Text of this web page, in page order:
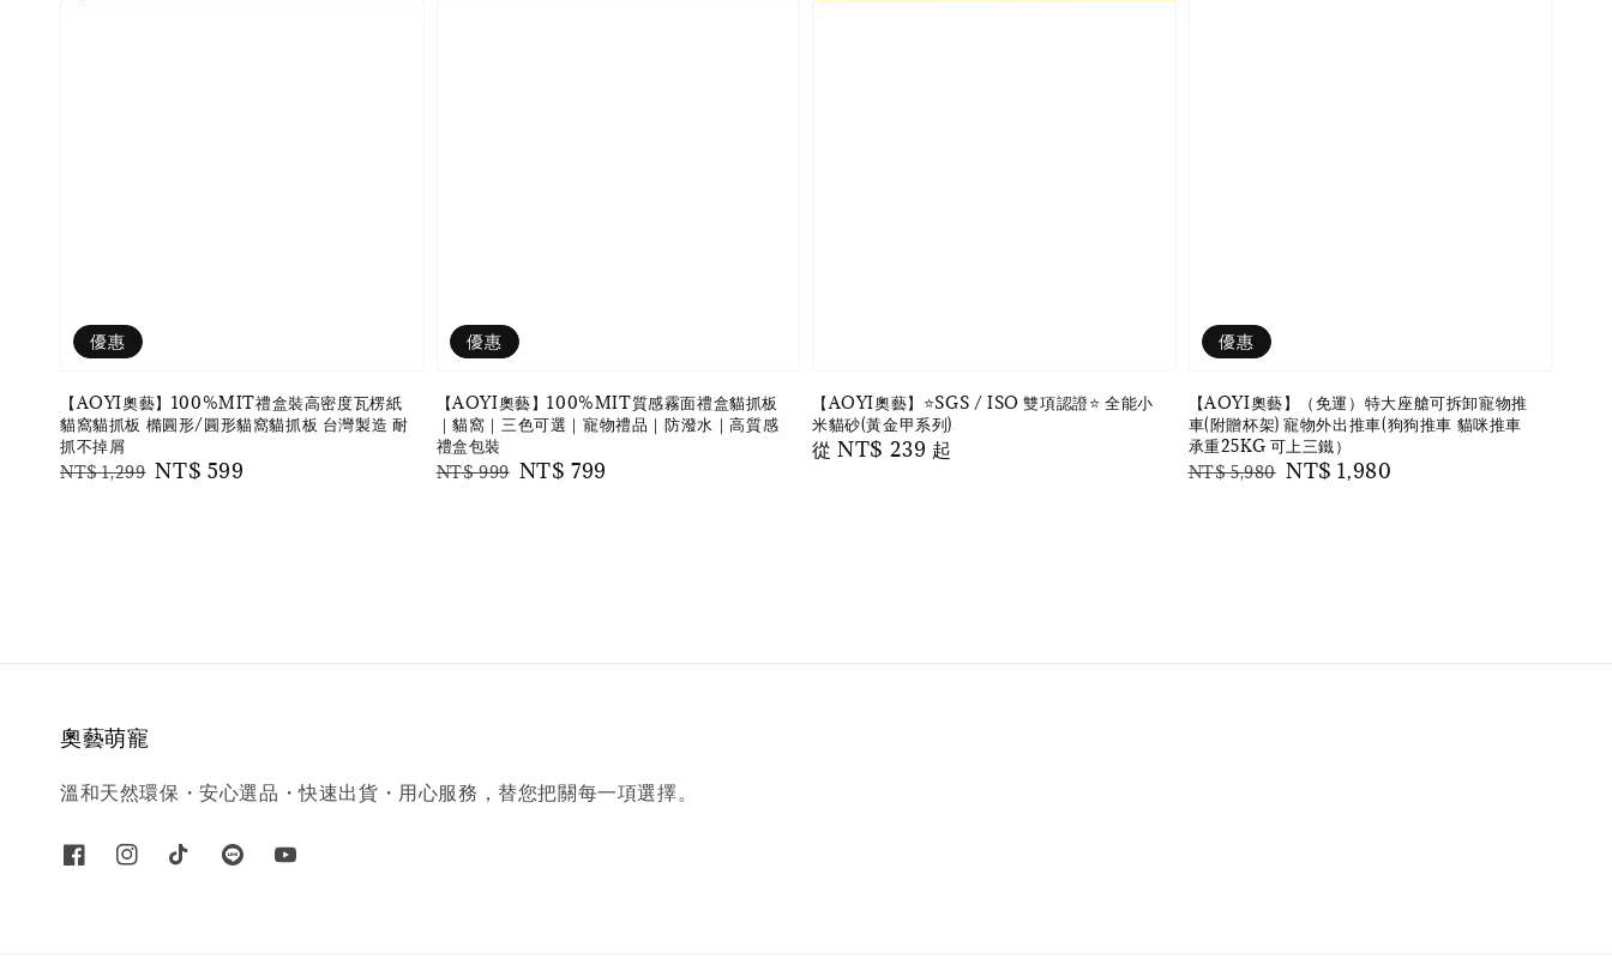
優惠
【AOYI奧藝】100%MIT禮盒裝高密度瓦楞紙
貓窩貓抓板 橢圓形/圓形貓窩貓抓板 台灣製造 耐
抓不掉屑
Regular
NT$ 1,299 Sale
NT$ 599
優惠
【AOYI奧藝】100%MIT質感霧面禮盒貓抓板
｜貓窩｜三色可選｜寵物禮品｜防潑水｜高質感
禮盒包裝
Regular
NT$ 999 Sale
NT$ 799
【AOYI奧藝】⭐️SGS / ISO 雙項認證⭐️ 全能小
米貓砂(黃金甲系列)
Regular
從NT$ 239 起
優惠
【AOYI奧藝】（免運）特大座艙可拆卸寵物推
車(附贈杯架) 寵物外出推車(狗狗推車 貓咪推車
承重25KG 可上三鐵）
Regular
NT$ 5,980 Sale
NT$ 1,980
奧藝萌寵
溫和天然環保・安心選品・快速出貨・用心服務，替您把關每一項選擇。